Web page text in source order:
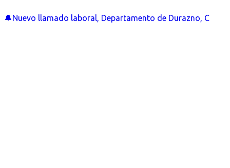
🔔Nuevo llamado laboral, Departamento de Durazno, C